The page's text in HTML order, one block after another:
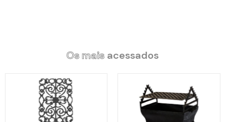
01 Chapa Picanheira Ferro Alça Ferro Santana 30cm
Os mais acessados